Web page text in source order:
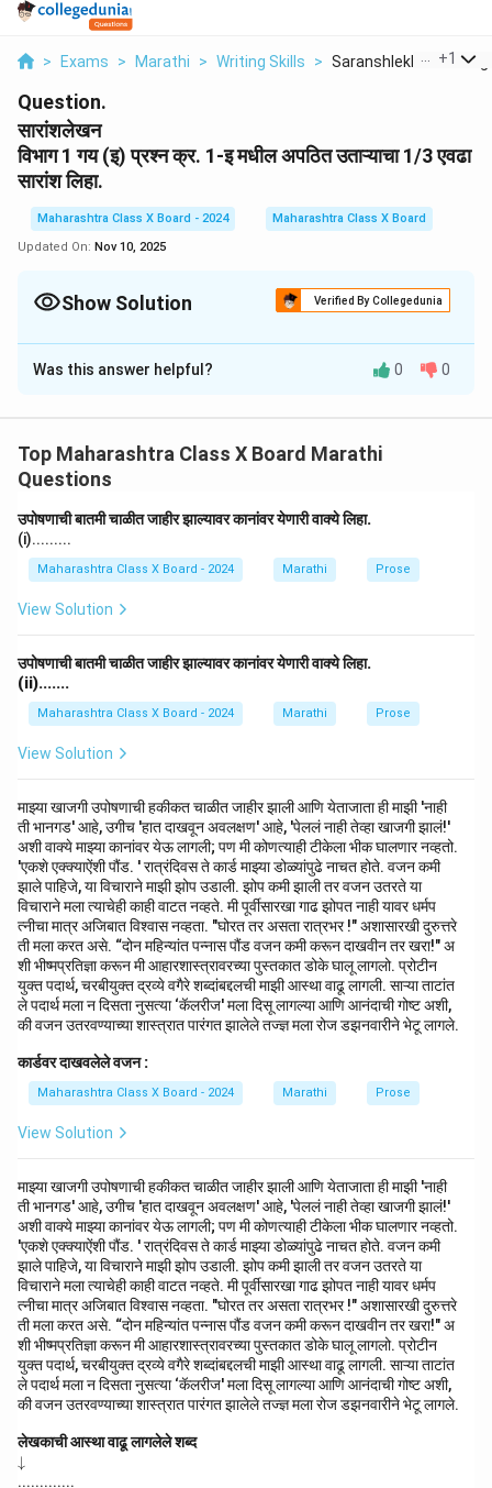
> Exams > Marathi > Writing Skills > Saranshlekhan +1
Question.
सारांशलेखन
विभाग 1 गय (इ)प्रश्न क्र. 1-इ मधील अपठित उताऱ्याचा 1/3 एवढा
सारांश लिहा.
Maharashtra Class X Board - 2024
Maharashtra Class X Board
Updated On: Nov 10, 2025
Show Solution Verified By Collegedunia
Solution and Explanation
सारांशलेखन करतांना, आपल्याला दिलेल्या उताऱ्याच्या मुख्य मुद्द्यांना
अतिशय योग्य शब्दांचा वापर करावा लागतो जेणेकरून उताऱ्याचा मूळ
आशय सुस्पष्ट आणि संक्षेपात दिला जाऊ शकतो.
Was this answer helpful? 0 0
Top Maharashtra Class X Board Marathi
Questions
उपोषणाची बातमी चाळीत जाहीर झाल्यावर कानांवर येणारी वाक्ये लिहा.
(i).........
Maharashtra Class X Board - 2024 Marathi Prose
View Solution
उपोषणाची बातमी चाळीत जाहीर झाल्यावर कानांवर येणारी वाक्ये लिहा.
(ii).......
Maharashtra Class X Board - 2024 Marathi Prose
View Solution
माझ्या खाजगी उपोषणाची हकीकत चाळीत जाहीर झाली आणि येताजाता ही माझी 'नाही
ती भानगड' आहे, उगीच 'हात दाखवून अवलक्षण' आहे, 'पेललं नाही तेव्हा खाजगी झालं!'
अशी वाक्ये माझ्या कानांवर येऊ लागली; पण मी कोणत्याही टीकेला भीक घालणार नव्हतो.
'एकशे एक्क्याऐंशी पौंड. ' रात्रंदिवस ते कार्ड माझ्या डोळ्यांपुढे नाचत होते. वजन कमी
झाले पाहिजे, या विचाराने माझी झोप उडाली. झोप कमी झाली तर वजन उतरते या
विचाराने मला त्याचेही काही वाटत नव्हते. मी पूर्वीसारखा गाढ झोपत नाही यावर धर्मप
त्नीचा मात्र अजिबात विश्वास नव्हता. "घोरत तर असता रात्रभर !" अशासारखी दुरुत्तरे
ती मला करत असे. “दोन महिन्यांत पन्नास पौंड वजन कमी करून दाखवीन तर खरा!" अ
शी भीष्मप्रतिज्ञा करून मी आहारशास्त्रावरच्या पुस्तकात डोके घालू लागलो. प्रोटीन
युक्त पदार्थ, चरबीयुक्त द्रव्ये वगैरे शब्दांबद्दलची माझी आस्था वाढू लागली. साऱ्या ताटांत
ले पदार्थ मला न दिसता नुसत्या ‘कॅलरीज' मला दिसू लागल्या आणि आनंदाची गोष्ट अशी,
की वजन उतरवण्याच्या शास्त्रात पारंगत झालेले तज्ज्ञ मला रोज डझनवारीने भेटू लागले.
कार्डवर दाखवलेले वजन :
Maharashtra Class X Board - 2024 Marathi Prose
View Solution
माझ्या खाजगी उपोषणाची हकीकत चाळीत जाहीर झाली आणि येताजाता ही माझी 'नाही
ती भानगड' आहे, उगीच 'हात दाखवून अवलक्षण' आहे, 'पेललं नाही तेव्हा खाजगी झालं!'
अशी वाक्ये माझ्या कानांवर येऊ लागली; पण मी कोणत्याही टीकेला भीक घालणार नव्हतो.
'एकशे एक्क्याऐंशी पौंड. ' रात्रंदिवस ते कार्ड माझ्या डोळ्यांपुढे नाचत होते. वजन कमी
झाले पाहिजे, या विचाराने माझी झोप उडाली. झोप कमी झाली तर वजन उतरते या
विचाराने मला त्याचेही काही वाटत नव्हते. मी पूर्वीसारखा गाढ झोपत नाही यावर धर्मप
त्नीचा मात्र अजिबात विश्वास नव्हता. "घोरत तर असता रात्रभर !" अशासारखी दुरुत्तरे
ती मला करत असे. “दोन महिन्यांत पन्नास पौंड वजन कमी करून दाखवीन तर खरा!" अ
शी भीष्मप्रतिज्ञा करून मी आहारशास्त्रावरच्या पुस्तकात डोके घालू लागलो. प्रोटीन
युक्त पदार्थ, चरबीयुक्त द्रव्ये वगैरे शब्दांबद्दलची माझी आस्था वाढू लागली. साऱ्या ताटांत
ले पदार्थ मला न दिसता नुसत्या ‘कॅलरीज' मला दिसू लागल्या आणि आनंदाची गोष्ट अशी,
की वजन उतरवण्याच्या शास्त्रात पारंगत झालेले तज्ज्ञ मला रोज डझनवारीने भेटू लागले.
लेखकाची आस्था वाढू लागलेले शब्द
\d
↓
.............